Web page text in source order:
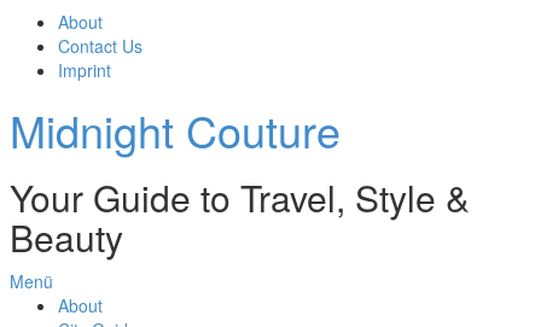
About
Contact Us
Imprint
Midnight Couture
Your Guide to Travel, Style &
Beauty
Menü
About